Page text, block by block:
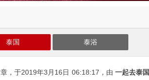
泰国 泰浴
，于2019年3月16日 06:18:17 ，由 一起去泰国